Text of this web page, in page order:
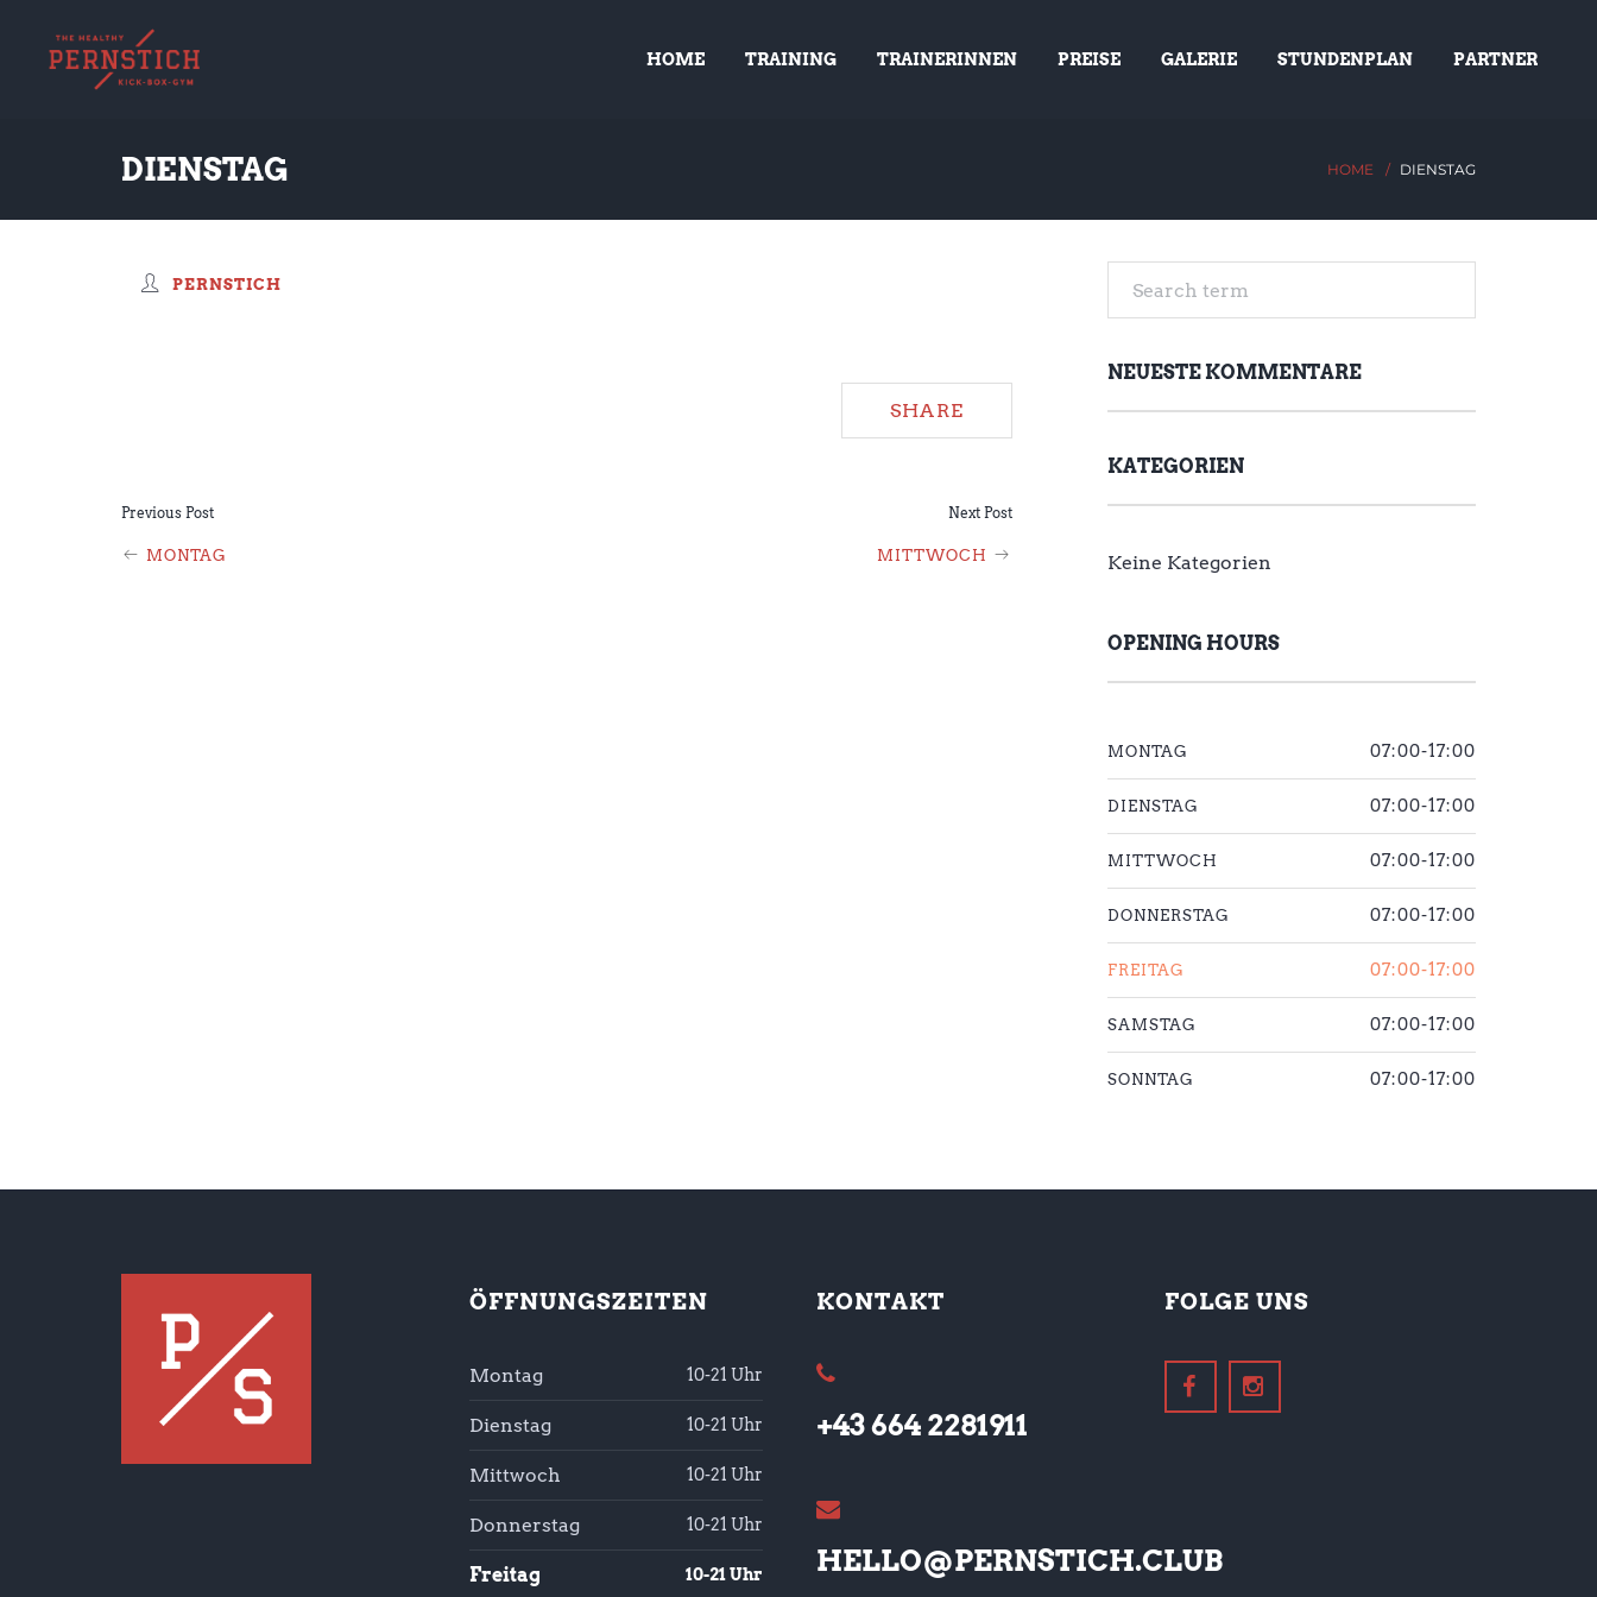
HOME TRAINING TRAINERINNEN PREISE GALERIE STUNDENPLAN PARTNER
DIENSTAG HOME DIENSTAG
PERNSTICH
SHARE
POST
Previous Post
MONTAG
Next Post
MITTWOCH
NEUESTE KOMMENTARE
KATEGORIEN
Keine Kategorien
OPENING HOURS
MONTAG 07:00-17:00
DIENSTAG 07:00-17:00
MITTWOCH 07:00-17:00
DONNERSTAG 07:00-17:00
FREITAG 07:00-17:00
SAMSTAG 07:00-17:00
SONNTAG 07:00-17:00
ÖFFNUNGSZEITEN
Montag 10-21 Uhr
Dienstag 10-21 Uhr
Mittwoch 10-21 Uhr
Donnerstag 10-21 Uhr
Freitag 10-21 Uhr
KONTAKT
+43 664 2281911
HELLO@PERNSTICH.CLUB
FOLGE UNS